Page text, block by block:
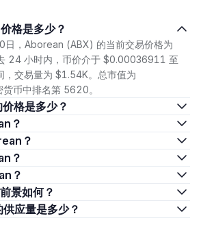
格是多少？
，Aborean (ABX) 的当前交易价格为
24 小时内，币价介于 $0.00036911 至
交易量为 $1.54K。总市值为
币中排名第 5620。
价格是多少？
？
？
？
？
景如何？
供应量是多少？